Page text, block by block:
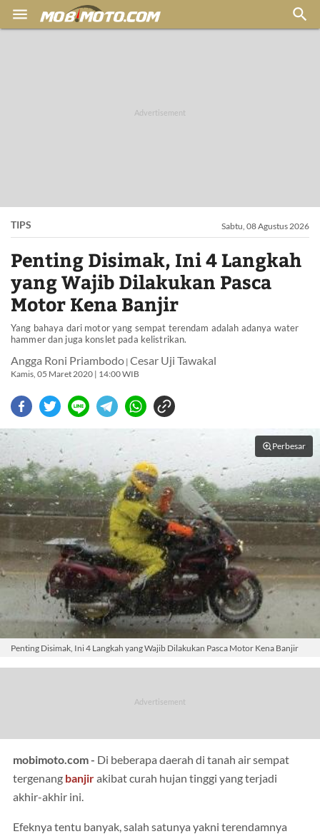
 
TIPS Sabtu, 08 Agustus 2026
Penting Disimak, Ini 4 Langkah
yang Wajib Dilakukan Pasca
Motor Kena Banjir
Yang bahaya dari motor yang sempat terendam adalah adanya water
hammer dan juga konslet pada kelistrikan.
Angga Roni Priambodo | Cesar Uji Tawakal
Kamis, 05 Maret 2020 | 14:00 WIB
Perbesar
Penting Disimak, Ini 4 Langkah yang Wajib Dilakukan Pasca Motor Kena Banjir
mobimoto.com - Di beberapa daerah di tanah air sempat
tergenang banjirakibat curah hujan tinggi yang terjadi
akhir-akhir ini.
Efeknya tentu banyak, salah satunya yakni terendamnya